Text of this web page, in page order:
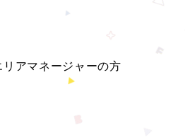
アマネージャーの方